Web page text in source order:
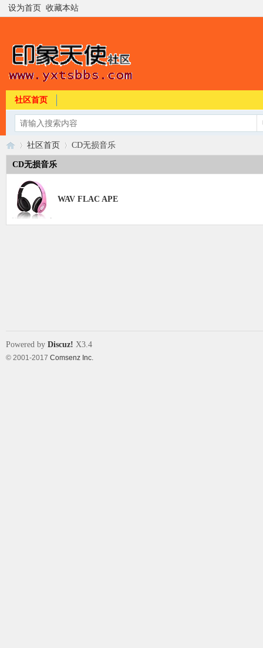
设为首页 收藏本站
社区首页
»
社区首页
›
CD无损音乐
CD无损音乐
WAV FLAC APE
Powered by Discuz! X3.4
© 2001-2017 Comsenz Inc.